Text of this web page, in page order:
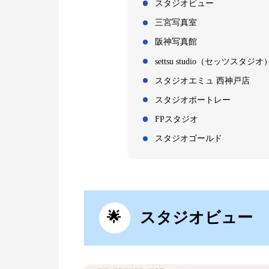
スタジオビュー
三宮写真室
阪神写真館
settsu studio（セッツスタジオ
スタジオエミュ 西神戸店
スタジオポートレー
FPスタジオ
スタジオゴールド
スタジオビュー